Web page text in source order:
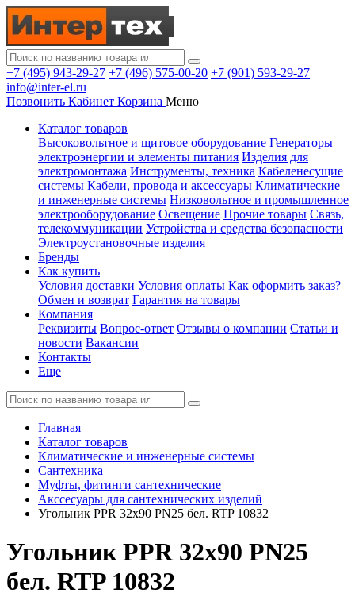
+7 (495) 943-29-27 +7 (496) 575-00-20 +7 (901) 593-29-27
info@inter-el.ru
Позвонить Кабинет Корзина Меню
Каталог товаров
Высоковольтное и щитовое оборудование Генераторы
электроэнергии и элементы питания Изделия для
электромонтажа Инструменты, техника Кабеленесущие
системы Кабели, провода и аксессуары Климатические
и инженерные системы Низковольтное и промышленное
электрооборудование Освещение Прочие товары Связь,
телекоммуникации Устройства и средства безопасности
Электроустановочные изделия
Бренды
Как купить
Условия доставки Условия оплаты Как оформить заказ?
Обмен и возврат Гарантия на товары
Компания
Реквизиты Вопрос-ответ Отзывы о компании Статьи и
новости Вакансии
Контакты
Еще
Главная
Каталог товаров
Климатические и инженерные системы
Сантехника
Муфты, фитинги сантехнические
Акссесуары для сантехнических изделий
Угольник PPR 32х90 PN25 бел. RTP 10832
Угольник PPR 32х90 PN25
бел. RTP 10832